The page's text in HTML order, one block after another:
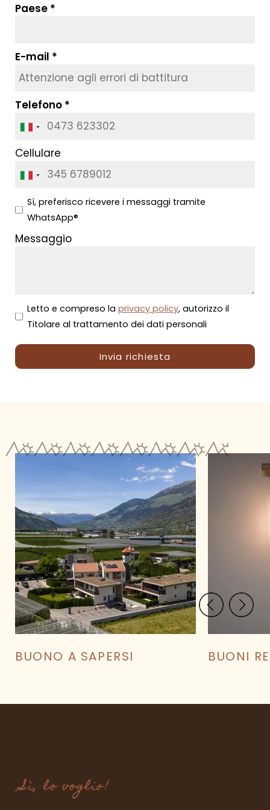
CALCOLA PREZZO
MIGLIOR PREZZO GARANTITO
Paese
E-mail
Telefono
Cellulare
Sì, preferisco ricevere i messaggi tramite
WhatsApp®
Messaggio
Letto e compreso la privacy policy, autorizzo il
Titolare al trattamento dei dati personali
BUONO A SAPERSI BUONI
Sì, lo voglio!